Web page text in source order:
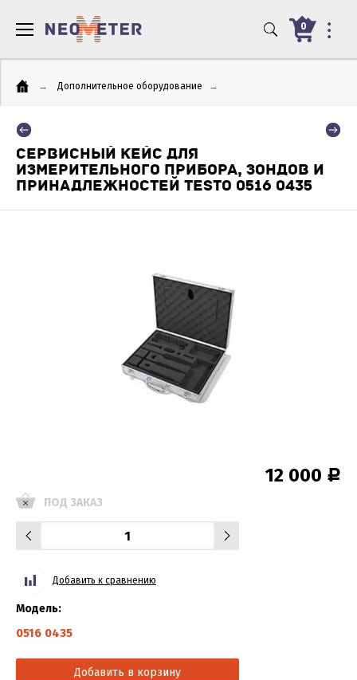
0
→ Дополнительное оборудование →
СЕРВИСНЫЙ КЕЙС ДЛЯ
ИЗМЕРИТЕЛЬНОГО ПРИБОРА, ЗОНДОВ И
ПРИНАДЛЕЖНОСТЕЙ TESTO 0516 0435
12 000 Р
ПОД ЗАКАЗ
Добавить к сравнению
Модель:
0516 0435
Добавить в корзину